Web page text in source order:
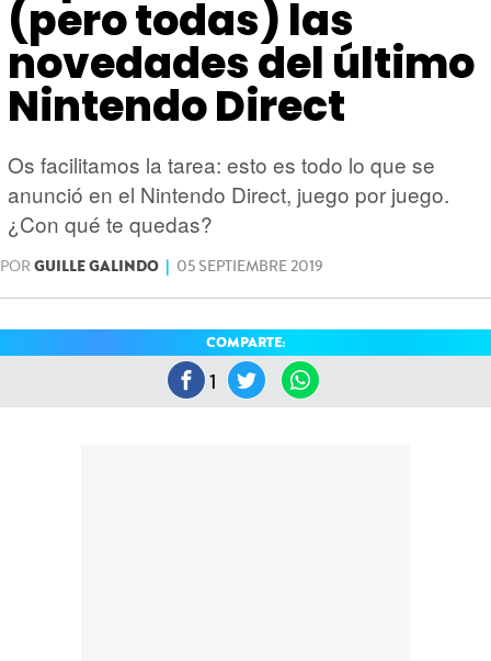
(pero todas) las
novedades del último
Nintendo Direct
Os facilitamos la tarea: esto es todo lo que se
anunció en el Nintendo Direct, juego por juego.
¿Con qué te quedas?
POR GUILLE GALINDO | 05 SEPTIEMBRE 2019
COMPARTE:
1